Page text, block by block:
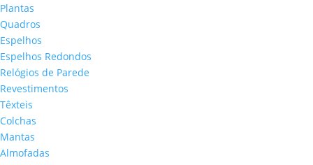
Plantas
Quadros
Espelhos
Espelhos Redondos
Relógios de Parede
Revestimentos
Têxteis
Colchas
Mantas
Almofadas